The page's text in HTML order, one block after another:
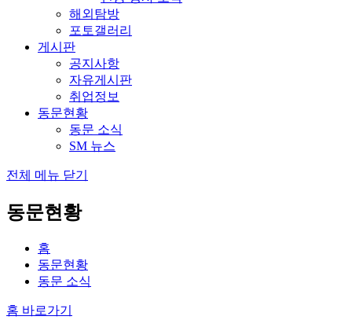
해외탐방
포토갤러리
게시판
공지사항
자유게시판
취업정보
동문현황
동문 소식
SM 뉴스
전체 메뉴 닫기
동문현황
홈
동문현황
동문 소식
홈 바로가기